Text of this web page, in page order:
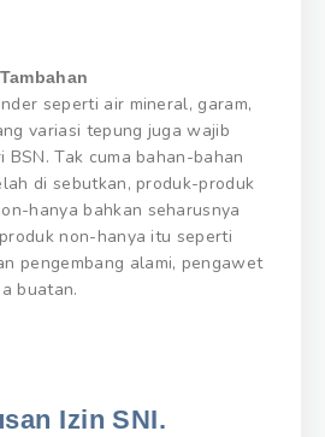
seperti air mineral, garam,
variasi tepung juga wajib
BSN. Tak cuma bahan-bahan
di sebutkan, produk-produk
hanya bahkan seharusnya
non-hanya itu seperti
pengembang alami, pengawet
buatan.
Izin SNI.